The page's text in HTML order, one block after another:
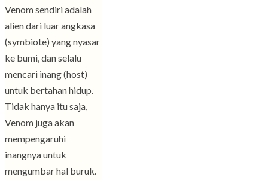
Venom sendiri adalah
alien dari luar angkasa
(symbiote) yang nyasar
ke bumi, dan selalu
mencari inang (host)
untuk bertahan hidup.
Tidak hanya itu saja,
Venom juga akan
mempengaruhi
inangnya untuk
mengumbar hal buruk.